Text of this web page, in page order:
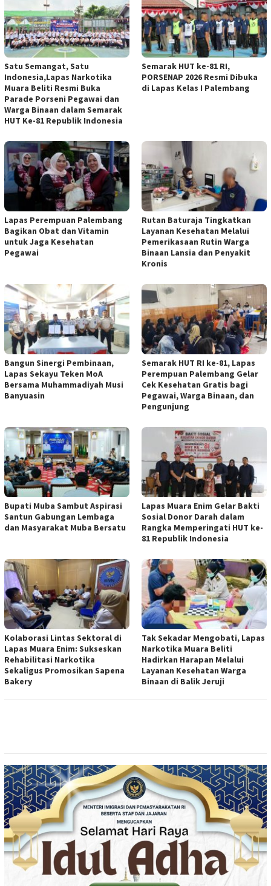
Satu Semangat, Satu
Indonesia,Lapas Narkotika
Muara Beliti Resmi Buka
Parade Porseni Pegawai dan
Warga Binaan dalam Semarak
HUT Ke-81 Republik Indonesia
Semarak HUT ke-81 RI,
PORSENAP 2026 Resmi Dibuka
di Lapas Kelas I Palembang
Lapas Perempuan Palembang
Bagikan Obat dan Vitamin
untuk Jaga Kesehatan
Pegawai
Rutan Baturaja Tingkatkan
Layanan Kesehatan Melalui
Pemerikasaan Rutin Warga
Binaan Lansia dan Penyakit
Kronis
Bangun Sinergi Pembinaan,
Lapas Sekayu Teken MoA
Bersama Muhammadiyah Musi
Banyuasin
Semarak HUT RI ke-81, Lapas
Perempuan Palembang Gelar
Cek Kesehatan Gratis bagi
Pegawai, Warga Binaan, dan
Pengunjung
Bupati Muba Sambut Aspirasi
Santun Gabungan Lembaga
dan Masyarakat Muba Bersatu
Lapas Muara Enim Gelar Bakti
Sosial Donor Darah dalam
Rangka Memperingati HUT ke-
81 Republik Indonesia
Kolaborasi Lintas Sektoral di
Lapas Muara Enim: Sukseskan
Rehabilitasi Narkotika
Sekaligus Promosikan Sapena
Bakery
Tak Sekadar Mengobati, Lapas
Narkotika Muara Beliti
Hadirkan Harapan Melalui
Layanan Kesehatan Warga
Binaan di Balik Jeruji